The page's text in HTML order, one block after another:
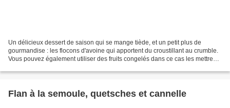
Un délicieux dessert de saison qui se mange tiède, et un petit plus de
gourmandise : les flocons d'avoine qui apportent du croustillant au crumble.
Vous pouvez également utiliser des fruits congelés dans ce cas les mettre
Flan à la semoule, quetsches et cannelle